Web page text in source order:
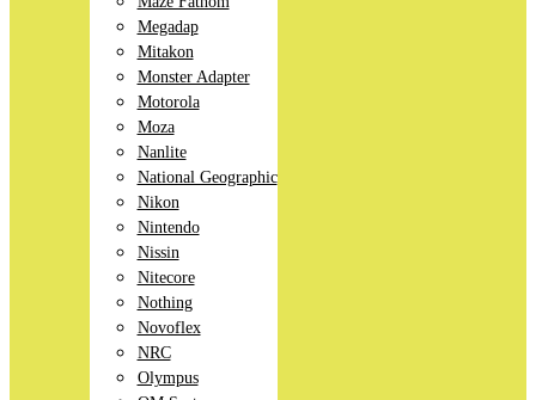
Megadap
Mitakon
Monster Adapter
Motorola
Moza
Nanlite
National Geographic
Nikon
Nintendo
Nissin
Nitecore
Nothing
Novoflex
NRC
Olympus